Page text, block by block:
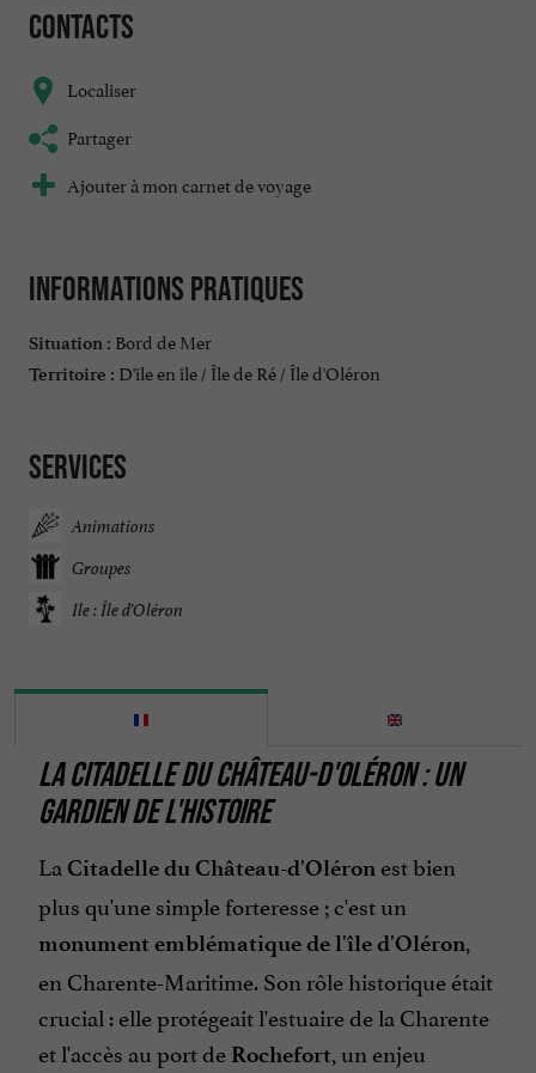
Contacts
Localiser
Partager
Ajouter à mon carnet de voyage
Informations pratiques
Situation : Bord de Mer
Territoire : D'île en île / Île de Ré / Île d'Oléron
Services
Animations
Groupes
Ile : Île d'Oléron
LA CITADELLE DU CHÂTEAU-D'OLÉRON : UN
GARDIEN DE L'HISTOIRE
La Citadelle du Château-d'Oléron est bien
plus qu'une simple forteresse ; c'est un
monument emblématique de l'île d'Oléron,
en Charente-Maritime. Son rôle historique était
crucial : elle protégeait l'estuaire de la Charente
et l'accès au port de Rochefort, un enjeu